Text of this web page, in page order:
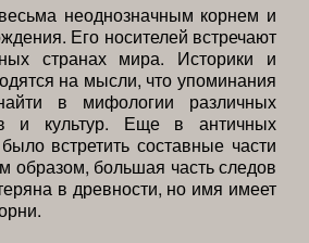
неоднозначным корнем и
Его носителей встречают
странах мира. Историки и
на мысли, что упоминания
в мифологии различных
и культур. Еще в античных
встретить составные части
образом, большая часть следов
в древности, но имя имеет